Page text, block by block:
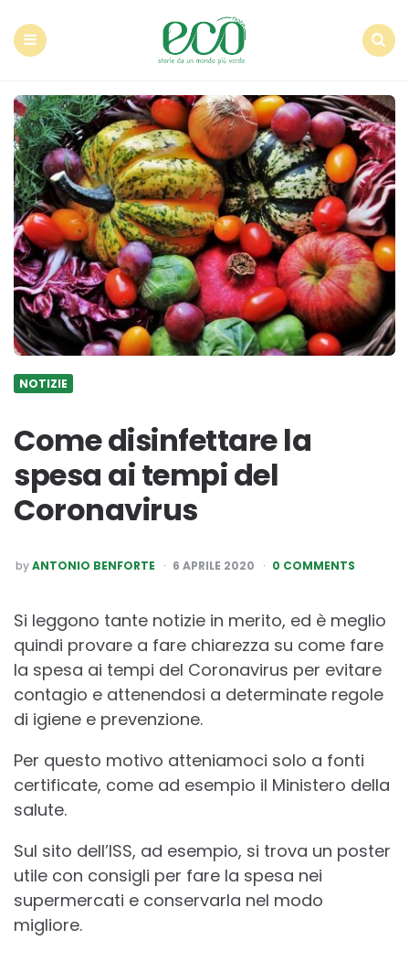
NOTIZIE
Come disinfettare la
spesa ai tempi del
Coronavirus
POSTED
BY
byANTONIO BENFORTE 6 APRILE 2020 0 COMMENTS
Si leggono tante notizie in merito, ed è meglio
quindi provare a fare chiarezza su come fare
la spesa ai tempi del Coronavirus per evitare
contagio e attenendosi a determinate regole
di igiene e prevenzione.
Per questo motivo atteniamoci solo a fonti
certificate, come ad esempio il Ministero della
salute.
Sul sito dell’ISS, ad esempio, si trova un poster
utile con consigli per fare la spesa nei
supermercati e conservarla nel modo
migliore.